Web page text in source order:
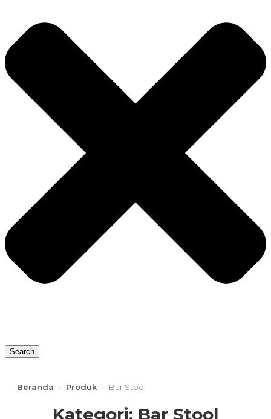
Search
Beranda › Produk › Bar Stool
Kategori: Bar Stool